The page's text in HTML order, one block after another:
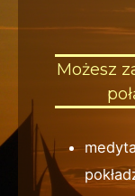
Możesz